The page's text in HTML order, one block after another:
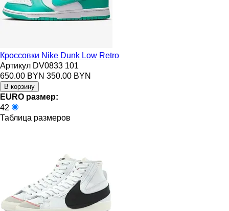
Кроссовки Nike Dunk Low Retro
Артикул DV0833 101
650.00 BYN 350.00 BYN
EURO размер:
42
Таблица размеров